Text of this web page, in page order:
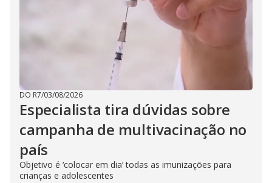
DO R7/03/08/2026
Especialista tira dúvidas sobre
campanha de multivacinação no
país
Objetivo é ‘colocar em dia’ todas as imunizações para
crianças e adolescentes